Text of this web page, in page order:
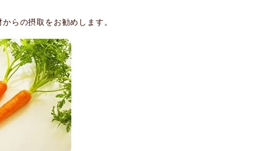
らの摂取をお勧めします。